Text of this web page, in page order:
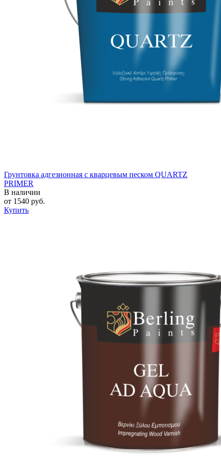
Грунтовка адгезионная с кварцевым песком QUARTZ
PRIMER
В наличии
от 1540 руб.
Купить